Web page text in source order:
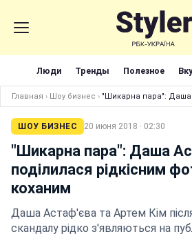
Люди Тренды Полезное
Главная › Шоу бизнес › "Шикарна пара": Даша
ШОУ БИЗНЕС 20 июня 2018 · 02:30
"Шикарна пара": Даша
поділилася рідкісним
коханим
Даша Астаф'єва та Артем Кім
скандалу рідко з'являються на